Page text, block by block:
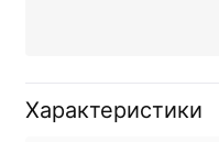
Характеристики